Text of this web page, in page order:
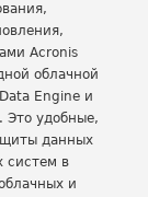
Acronis
облачной
Engine и
Это удобные,
данных
систем в
и